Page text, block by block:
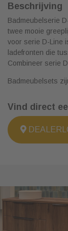
Beschrijving
Badmeubelserie
twee mooie
voor serie D-Line
ladefronten die
Combineer serie
Badmeubelsets
Vind direct